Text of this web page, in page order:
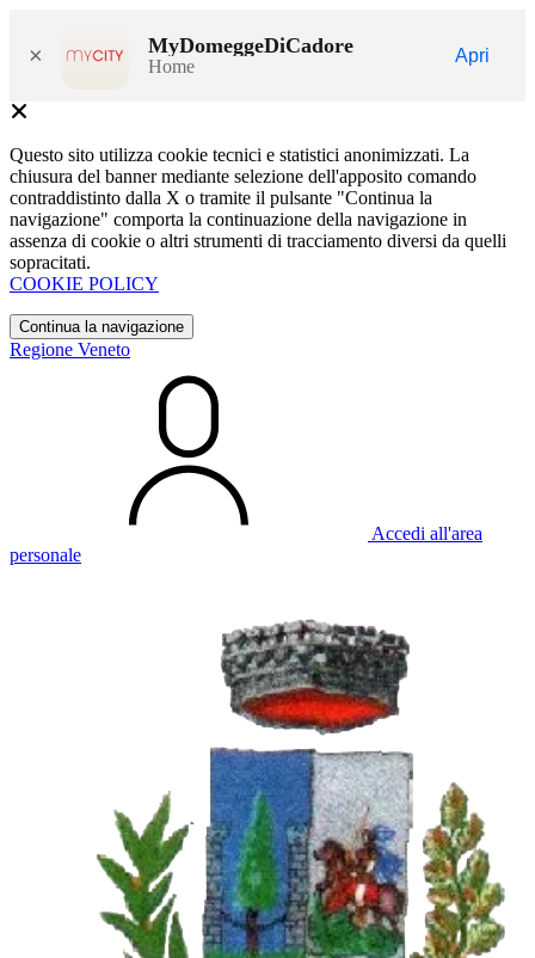
× MyDomeggeDiCadore
Home
Apri
Questo sito utilizza cookie tecnici e statistici anonimizzati. La
chiusura del banner mediante selezione dell'apposito comando
contraddistinto dalla X o tramite il pulsante "Continua la
navigazione" comporta la continuazione della navigazione in
assenza di cookie o altri strumenti di tracciamento diversi da quelli
sopracitati.
COOKIE POLICY
Continua la navigazione
Regione Veneto
Accedi all'area
personale